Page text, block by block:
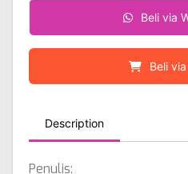
Beli via
Beli
Description
Penulis: